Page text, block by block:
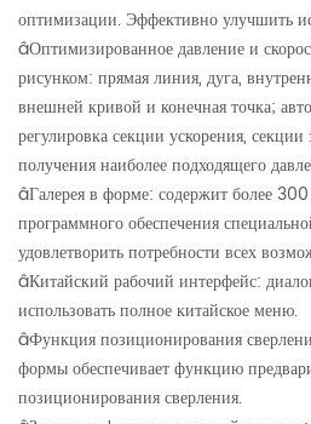
оптимизации. Эффективно улучшить
âОптимизированное давление и
рисунком: прямая линия, дуга,
внешней кривой и конечная точка;
регулировка секции ускорения,
получения наиболее подходящего
âГалерея в форме: содержит более
программного обеспечения
удовлетворить потребности всех
âКитайский рабочий интерфейс:
использовать полное китайское меню.
âФункция позиционирования
формы обеспечивает функцию
позиционирования сверления.